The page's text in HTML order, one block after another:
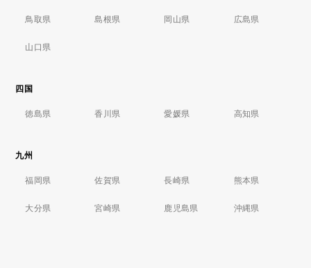
鳥取県 島根県 岡山県 広島県
山口県
四国
徳島県 香川県 愛媛県 高知県
九州
福岡県 佐賀県 長崎県 熊本県
大分県 宮崎県 鹿児島県 沖縄県